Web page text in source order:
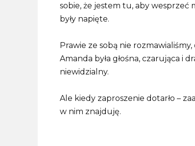
sobie, że jestem tu, aby wesprzeć
były napięte.
Prawie ze sobą nie
Amanda była głośna, czarująca i
niewidzialny.
Ale kiedy zaproszenie dotarło –
w nim znajduję.